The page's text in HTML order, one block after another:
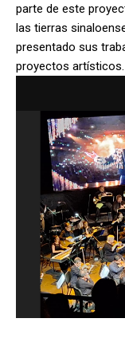
parte de este
las tierras
presentado sus
proyectos artísticos.